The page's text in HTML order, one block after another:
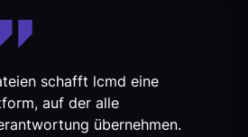
schafft lcmd eine
auf der alle
übernehmen.